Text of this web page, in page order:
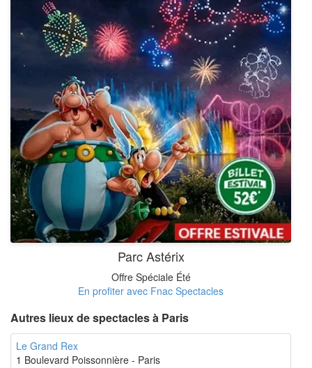
Parc Astérix
Offre Spéciale Été
En profiter avec Fnac Spectacles
Autres lieux de spectacles à Paris
Le Grand Rex
1 Boulevard Poissonnière - Paris